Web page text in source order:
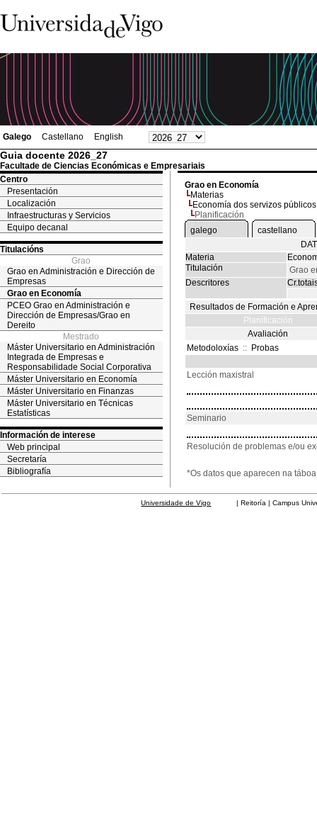
Galego Castellano English
Guia docente 2026_27
Facultade de Ciencias Económicas e Empresariais
Centro
Presentación
Localización
Infraestructuras y Servicios
Equipo decanal
Titulacións
Grao
Grao en Administración e Dirección de
Empresas
Grao en Economía
PCEO Grao en Administración e
Dirección de Empresas/Grao en
Dereito
Mestrado
Máster Universitario en Administración
Integrada de Empresas e
Responsabilidade Social Corporativa
Máster Universitario en Economía
Máster Universitario en Finanzas
Máster Universitario en Técnicas
Estatísticas
Información de interese
Web principal
Secretaría
Bibliografía
Grao en Economía
Materias
Economía dos servizos públicos
Planificación
galego
castellano
Materia
Titulación
Grao
Descritores
Resultados de Formación e
Planificación
Avaliación
Metodoloxías :: Probas
Lección maxistral
Seminario
Resolución de problemas e/ou
*Os datos que aparecen na
Universidade de Vigo | Reitoría | Campus